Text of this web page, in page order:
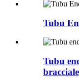
Tubu
Tubu
bracciale